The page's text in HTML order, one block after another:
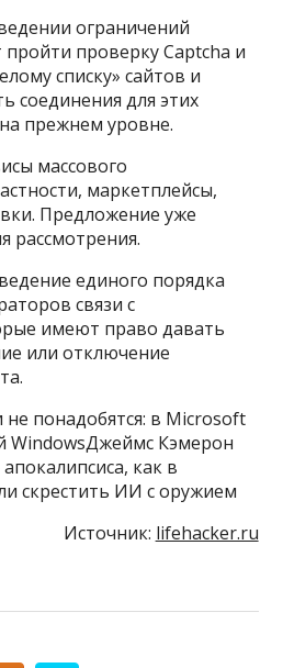
ограничений
пройти проверку Captcha и
списку» сайтов и
соединения для этих
прежнем уровне.
массового
маркетплейсы,
Предложение уже
рассмотрения.
единого порядка
связи с
имеют право давать
или отключение
понадобятся: в Microsoft
WindowsДжеймс Кэмерон
как в
скрестить ИИ с оружием
Источник: lifehacker.ru